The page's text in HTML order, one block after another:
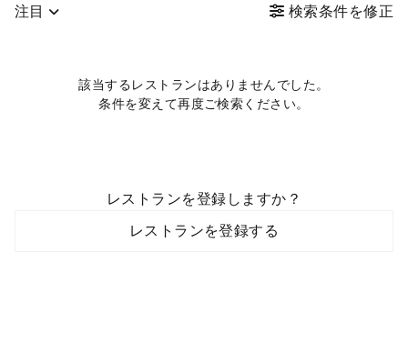
注目 検索条件を修正
該当するレストランはありませんでした。
条件を変えて再度ご検索ください。
レストランを登録しますか？
レストランを登録する